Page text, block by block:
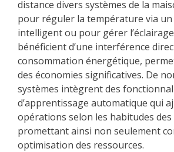
distance divers systèmes de la
pour réguler la température via
intelligent ou pour gérer
bénéficient d’une interférence
consommation énergétique,
des économies significatives. De
systèmes intègrent des
d’apprentissage automatique qui
opérations selon les habitudes
promettant ainsi non seulement
optimisation des ressources.